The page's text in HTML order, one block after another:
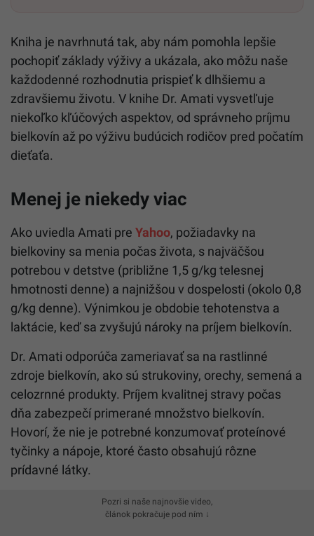
Kniha je navrhnutá tak, aby nám pomohla lepšie
pochopiť základy výživy a ukázala, ako môžu naše
každodenné rozhodnutia prispieť k dlhšiemu a
zdravšiemu životu. V knihe Dr. Amati vysvetľuje
niekoľko kľúčových aspektov, od správneho príjmu
bielkovín až po výživu budúcich rodičov pred počatím
dieťaťa.
Menej je niekedy viac
Ako uviedla Amati pre Yahoo, požiadavky na
bielkoviny sa menia počas života, s najväčšou
potrebou v detstve (približne 1,5 g/kg telesnej
hmotnosti denne) a najnižšou v dospelosti (okolo 0,8
g/kg denne). Výnimkou je obdobie tehotenstva a
laktácie, keď sa zvyšujú nároky na príjem bielkovín.
Dr. Amati odporúča zameriavať sa na rastlinné
zdroje bielkovín, ako sú strukoviny, orechy, semená a
celozrnné produkty. Príjem kvalitnej stravy počas
dňa zabezpečí primerané množstvo bielkovín.
Hovorí, že nie je potrebné konzumovať proteínové
tyčinky a nápoje, ktoré často obsahujú rôzne
prídavné látky.
Pozri si naše najnovšie video,
článok pokračuje pod ním ↓